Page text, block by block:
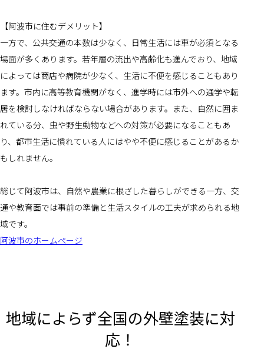
【阿波市に住むデメリット】
一方で、公共交通の本数は少なく、日常生活には車が必須となる
場面が多くあります。若年層の流出や高齢化も進んでおり、地域
によっては商店や病院が少なく、生活に不便を感じることもあり
ます。市内に高等教育機関がなく、進学時には市外への通学や転
居を検討しなければならない場合があります。また、自然に囲ま
れている分、虫や野生動物などへの対策が必要になることもあ
り、都市生活に慣れている人にはやや不便に感じることがあるか
もしれません。
総じて阿波市は、自然や農業に根ざした暮らしができる一方、交
通や教育面では事前の準備と生活スタイルの工夫が求められる地
域です。
阿波市のホームページ
地域によらず全国の外壁塗装に対
応！